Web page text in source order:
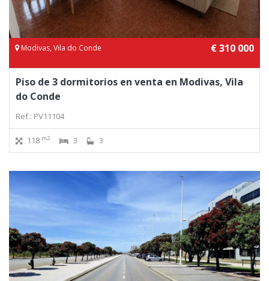
Modivas, Vila do Conde € 310 000
Piso de 3 dormitorios en venta en Modivas, Vila
do Conde
Ref.: PV11104
118 m2 3 3